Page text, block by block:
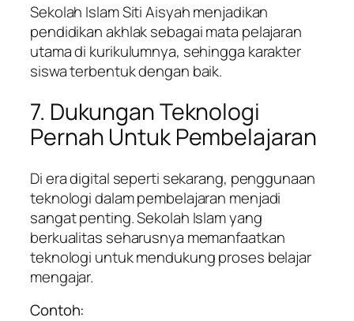
Sekolah Islam Siti Aisyah menjadikan
pendidikan akhlak sebagai mata pelajaran
utama di kurikulumnya, sehingga karakter
siswa terbentuk dengan baik.
7. Dukungan Teknologi
Pernah Untuk Pembelajaran
Di era digital seperti sekarang, penggunaan
teknologi dalam pembelajaran menjadi
sangat penting. Sekolah Islam yang
berkualitas seharusnya memanfaatkan
teknologi untuk mendukung proses belajar
mengajar.
Contoh: